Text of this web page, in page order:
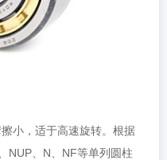
小，适于高速旋转。根据
NUP、N、NF等单列圆柱